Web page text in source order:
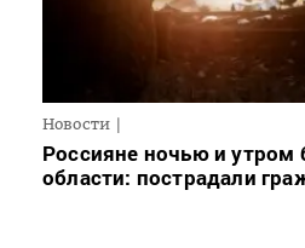
Новости
Россияне ночью и утром
области: пострадали